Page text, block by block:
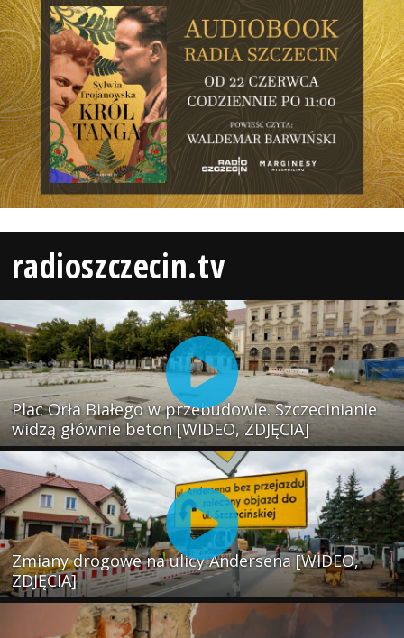
radioszczecin.tv
Plac Orła Białego w przebudowie. Szczecinianie
widzą głównie beton [WIDEO, ZDJĘCIA]
Zmiany drogowe na ulicy Andersena [WIDEO,
ZDJĘCIA]